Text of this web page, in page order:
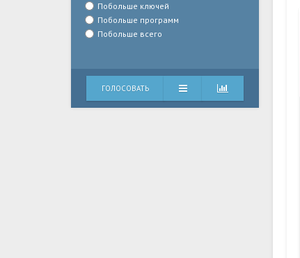
Побольше ключей
Побольше программ
Побольше всего
ГОЛОСОВАТЬ